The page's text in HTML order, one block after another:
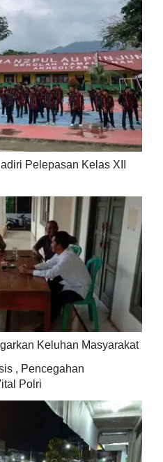
Pelepasan Kelas XII
Keluhan Masyarakat
, Pencegahan
Polri